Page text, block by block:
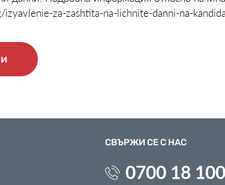
za-zashtita-na-lichnite-danni-na-
СВЪРЖИ СЕ С НАС
0700 18 100